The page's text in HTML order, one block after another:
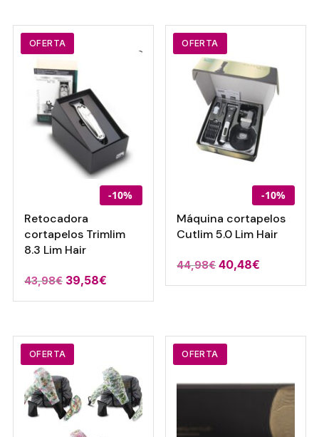
OFERTA
-10%
Retocadora
cortapelos Trimlim
8.3 Lim Hair
43,98€ 39,58€
OFERTA
-10%
Máquina cortapelos
Cutlim 5.0 Lim Hair
44,98€ 40,48€
OFERTA OFERTA